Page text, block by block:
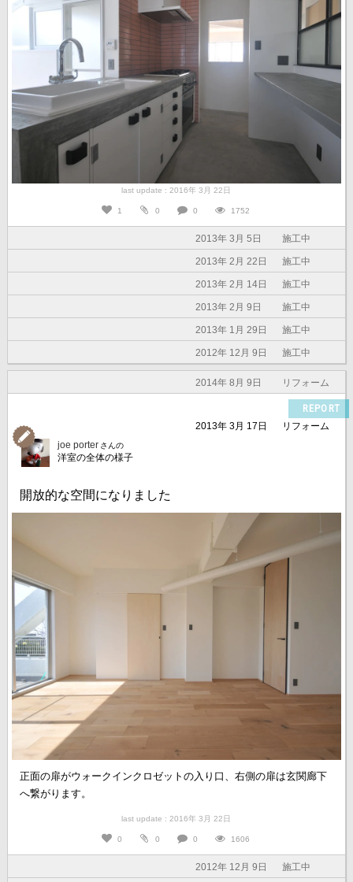
last update : 2016年 3月 22日
1 0 0 1752
2013年 3月 5日 施工中
2013年 2月 22日 施工中
2013年 2月 14日 施工中
2013年 2月 9日 施工中
2013年 1月 29日 施工中
2012年 12月 9日 施工中
2014年 8月 9日 リフォーム
REPORT
2013年 3月 17日
リフォーム
joe porter さんの
洋室の全体の様子
開放的な空間になりました
正面の扉がウォークインクロゼットの入り口、右側の扉は玄関廊下
へ繋がります。
last update : 2016年 3月 22日
0 0 0 1606
2012年 12月 9日 施工中